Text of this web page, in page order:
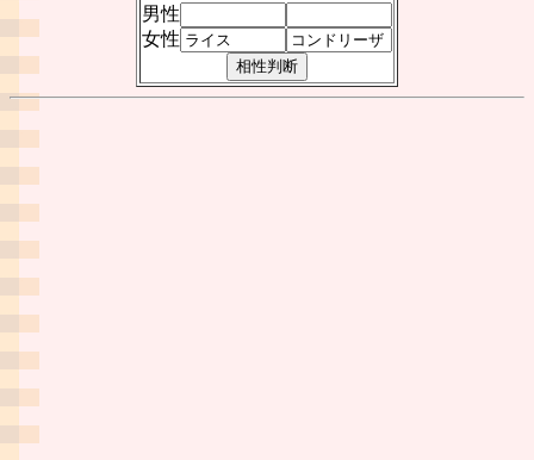
男性
女性